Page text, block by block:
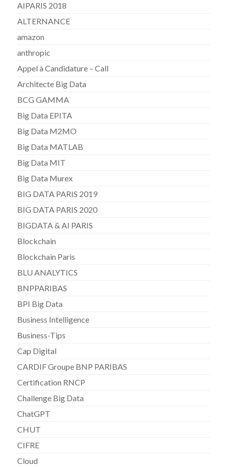
AIPARIS 2018
ALTERNANCE
amazon
anthropic
Appel à Candidature – Call
Architecte Big Data
BCG GAMMA
Big Data EPITA
Big Data M2MO
Big Data MATLAB
Big Data MIT
Big Data Murex
BIG DATA PARIS 2019
BIG DATA PARIS 2020
BIGDATA & AI PARIS
Blockchain
Blockchain Paris
BLU ANALYTICS
BNPPARIBAS
BPI Big Data
Business Intelligence
Business-Tips
Cap Digital
CARDIF Groupe BNP PARIBAS
Certification RNCP
Challenge Big Data
ChatGPT
CHUT
CIFRE
Cloud